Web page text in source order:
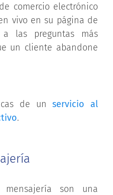
comercio electrónico
vivo en su página de
las preguntas más
un cliente abandone
de unservicio al
.
mensajería son una